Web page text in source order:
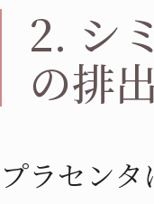
2. シ
の排
プラセン